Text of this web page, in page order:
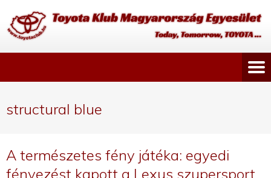
structural blue
A természetes fény játéka: egyedi
fényezést kapott a Lexus szupersport